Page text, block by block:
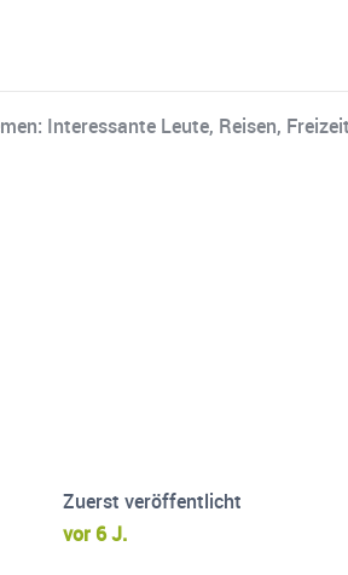
Interessante Leute, Reisen,
Zuerst veröffentlicht
vor 6 J.